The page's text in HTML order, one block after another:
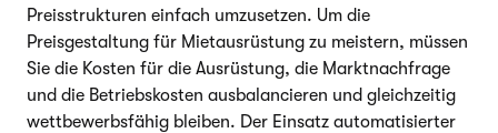
Preisstrukturen einfach umzusetzen. Um die
Preisgestaltung für Mietausrüstung zu meistern, müssen
Sie die Kosten für die Ausrüstung, die Marktnachfrage
und die Betriebskosten ausbalancieren und gleichzeitig
wettbewerbsfähig bleiben. Der Einsatz automatisierter